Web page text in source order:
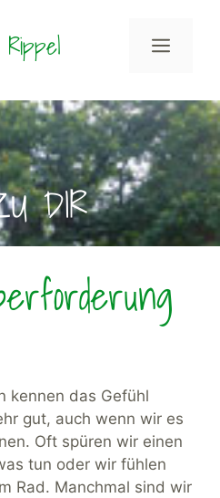
Menü
DIR
kennen das Gefühl
gut, auch wenn wir es
Oft spüren wir einen
tun oder wir fühlen
Rad. Manchmal sind wir